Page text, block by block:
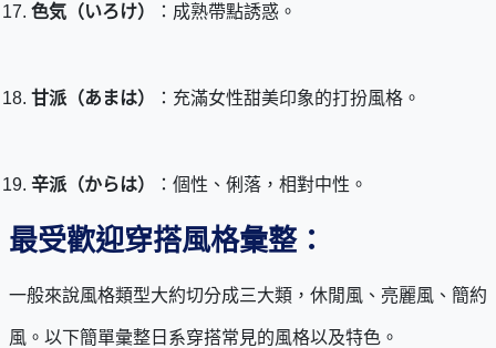
色気（いろけ） ：成熟帶點誘惑。
甘派（あまは） ：充滿女性甜美印象的打扮風格。
辛派（からは） ：個性、俐落，相對中性。
最受歡迎穿搭風格彙整：
一般來說風格類型大約切分成三大類，休閒風、亮麗風、簡約
風。以下簡單彙整日系穿搭常見的風格以及特色。